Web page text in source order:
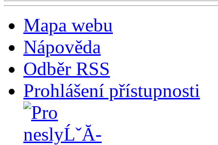
Mapa webu
Nápověda
Odběr RSS
Prohlášení přístupnosti